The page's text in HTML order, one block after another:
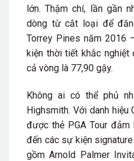
lớn. Thậm chí, lần gần
dòng từ cắt loại để
Torrey Pines năm 2016
kiện thời tiết khắc
cả vòng là 77,90 gậy.
Không ai có thể phủ
Highsmith. Với danh hiệu
được thẻ PGA Tour
đến các sự kiện
gồm Arnold Palmer